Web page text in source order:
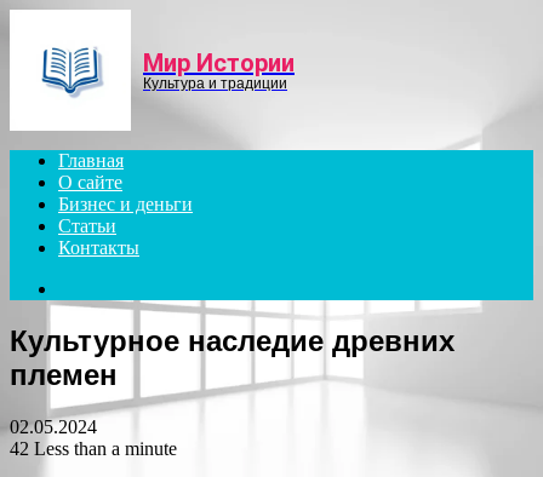
Мир Истории
Культура и традиции
Главная
О сайте
Бизнес и деньги
Статьи
Контакты
for
Культурное наследие древних
племен
02.05.2024
42 Less than a minute